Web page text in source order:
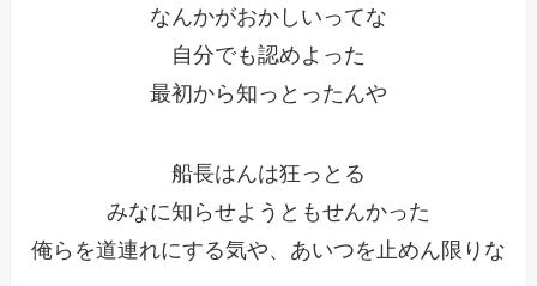
なんかがおかしいってな
自分でも認めよった
最初から知っとったんや
船長はんは狂っとる
みなに知らせようともせんかった
俺らを道連れにする気や、あいつを止めん限りな